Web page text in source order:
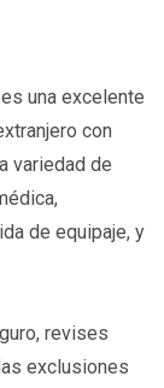
una excelente
con
variedad de
de equipaje, y
revises
exclusiones